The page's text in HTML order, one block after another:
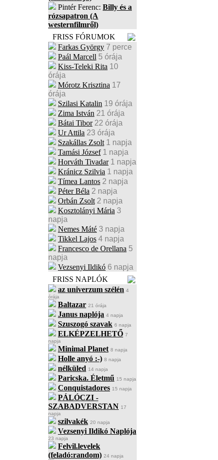
Pintér Ferenc: Billy és a
rózsapatron (A
westernfilmről)
FRISS FÓRUMOK
Farkas György 7 perce
Paál Marcell 5 órája
Kiss-Teleki Rita 10
órája
Mórotz Krisztina 17
órája
Szilasi Katalin 19 órája
Zima István 21 órája
Bátai Tibor 22 órája
Ur Attila 23 órája
Szakállas Zsolt 1 napja
Tamási József 1 napja
Horváth Tivadar 1 napja
Kránicz Szilvia 1 napja
Tímea Lantos 2 napja
Péter Béla 2 napja
Orbán Zsolt 2 napja
Kosztolányi Mária 3
napja
Nemes Máté 3 napja
Tikkel Lajos 4 napja
Francesco de Orellana 5
napja
Vezsenyi Ildikó 6 napja
FRISS NAPLÓK
az univerzum szélén 4
órája
Baltazar 21 órája
Janus naplója 4 napja
Szuszogó szavak 6 napja
ELKÉPZELHETŐ 7
napja
Minimal Planet 8 napja
Holle anyó :-) 8 napja
nélküled 14 napja
Paricska. Életmű 15 napja
Conquistadores 15 napja
PÁLÓCZI -
SZABADVERSTAN 17
napja
szilvakék 20 napja
Vezsenyi Ildikó Naplója
23 napja
Felvil.levelek
(feladó:random) 24 napja